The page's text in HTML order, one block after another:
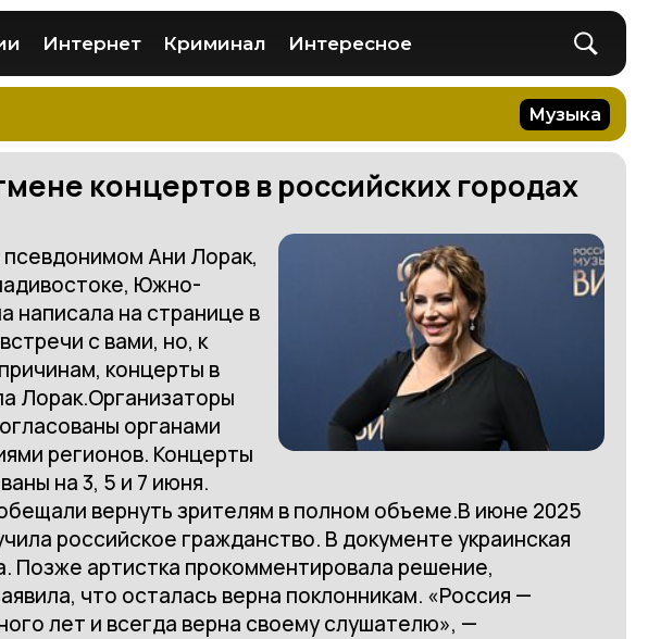
Интернет Криминал Интересное
Музыка
концертов в российских городах
псевдонимом Ани Лорак,
Южно-
написала на странице в
с вами, но, к
концерты в
Лорак.Организаторы
органами
регионов. Концерты
на 3, 5 и 7 июня.
вернуть зрителям в полном объеме.В июне 2025
российское гражданство. В документе украинская
Позже артистка прокомментировала решение,
что осталась верна поклонникам. «Россия —
лет и всегда верна своему слушателю», —